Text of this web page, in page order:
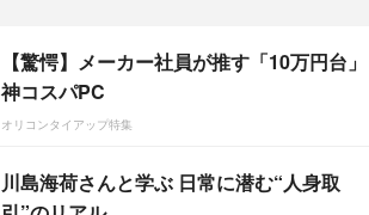
【驚愕】メーカー社員が推す「10万円台」
神コスパPC
オリコンタイアップ特集
川島海荷さんと学ぶ 日常に潜む“人身取